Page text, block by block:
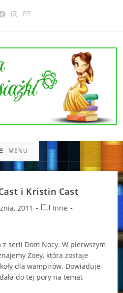
MENU
i Kristin Cast
2011
PostInne
serii Dom Nocy. W pierwszym
Zoey, która zostaje
dla wampirów. Dowiaduje
do tej pory na temat